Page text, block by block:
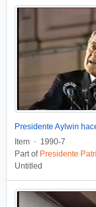
Item · 1990-7
Part of Presidente
Untitled